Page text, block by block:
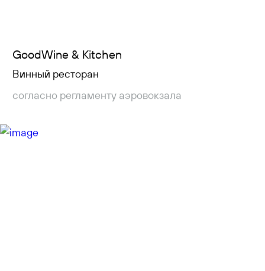
GoodWine & Kitchen
Винный ресторан
согласно регламенту аэровокзала